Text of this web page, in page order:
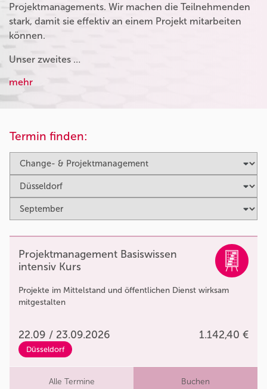
Projektmanagements. Wir machen die Teilnehmenden
stark, damit sie effektiv an einem Projekt mitarbeiten
können.
Unser zweites …
mehr
Termin finden:
Projektmanagement Basiswissen
intensiv Kurs
Projekte im Mittelstand und öffentlichen Dienst wirksam
mitgestalten
22.09 / 23.09.2026 1.142,40 €
Düsseldorf
Alle Termine Buchen